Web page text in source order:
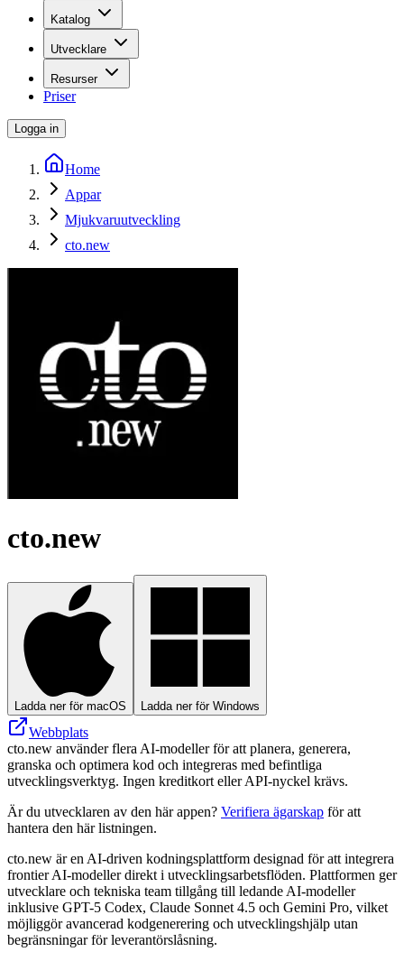
Katalog
Utvecklare
Resurser
Priser
Logga in
Home
Appar
Mjukvaruutveckling
cto.new
cto.new
Ladda ner för macOS Ladda ner för Windows
Webbplats
cto.new använder flera AI‑modeller för att planera, generera,
granska och optimera kod och integreras med befintliga
utvecklingsverktyg. Ingen kreditkort eller API‑nyckel krävs.
Är du utvecklaren av den här appen? Verifiera ägarskap för att
hantera den här listningen.
cto.new är en AI-driven kodningsplattform designad för att integrera
frontier AI-modeller direkt i utvecklingsarbetsflöden. Plattformen ger
utvecklare och tekniska team tillgång till ledande AI-modeller
inklusive GPT-5 Codex, Claude Sonnet 4.5 och Gemini Pro, vilket
möjliggör avancerad kodgenerering och utvecklingshjälp utan
begränsningar för leverantörslåsning.